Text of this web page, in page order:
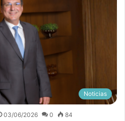
Noticias
03/06/2026 0 84